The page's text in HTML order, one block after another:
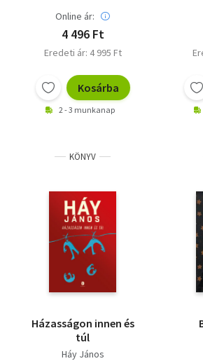
Online ár:
4 496 Ft
Eredeti ár: 4 995 Ft
Kosárba
2 - 3 munkanap
KÖNYV
Házasságon innen és
túl
Háy János